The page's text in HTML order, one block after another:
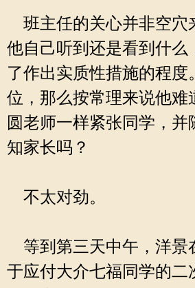
班主任的关心并非空穴
他自己听到还是看到什么
了作出实质性措施的程度
位，那么按常理来说他难
圆老师一样紧张同学，并
知家长吗？
不太对劲。
等到第三天中午，洋景
于应付大介七福同学的二